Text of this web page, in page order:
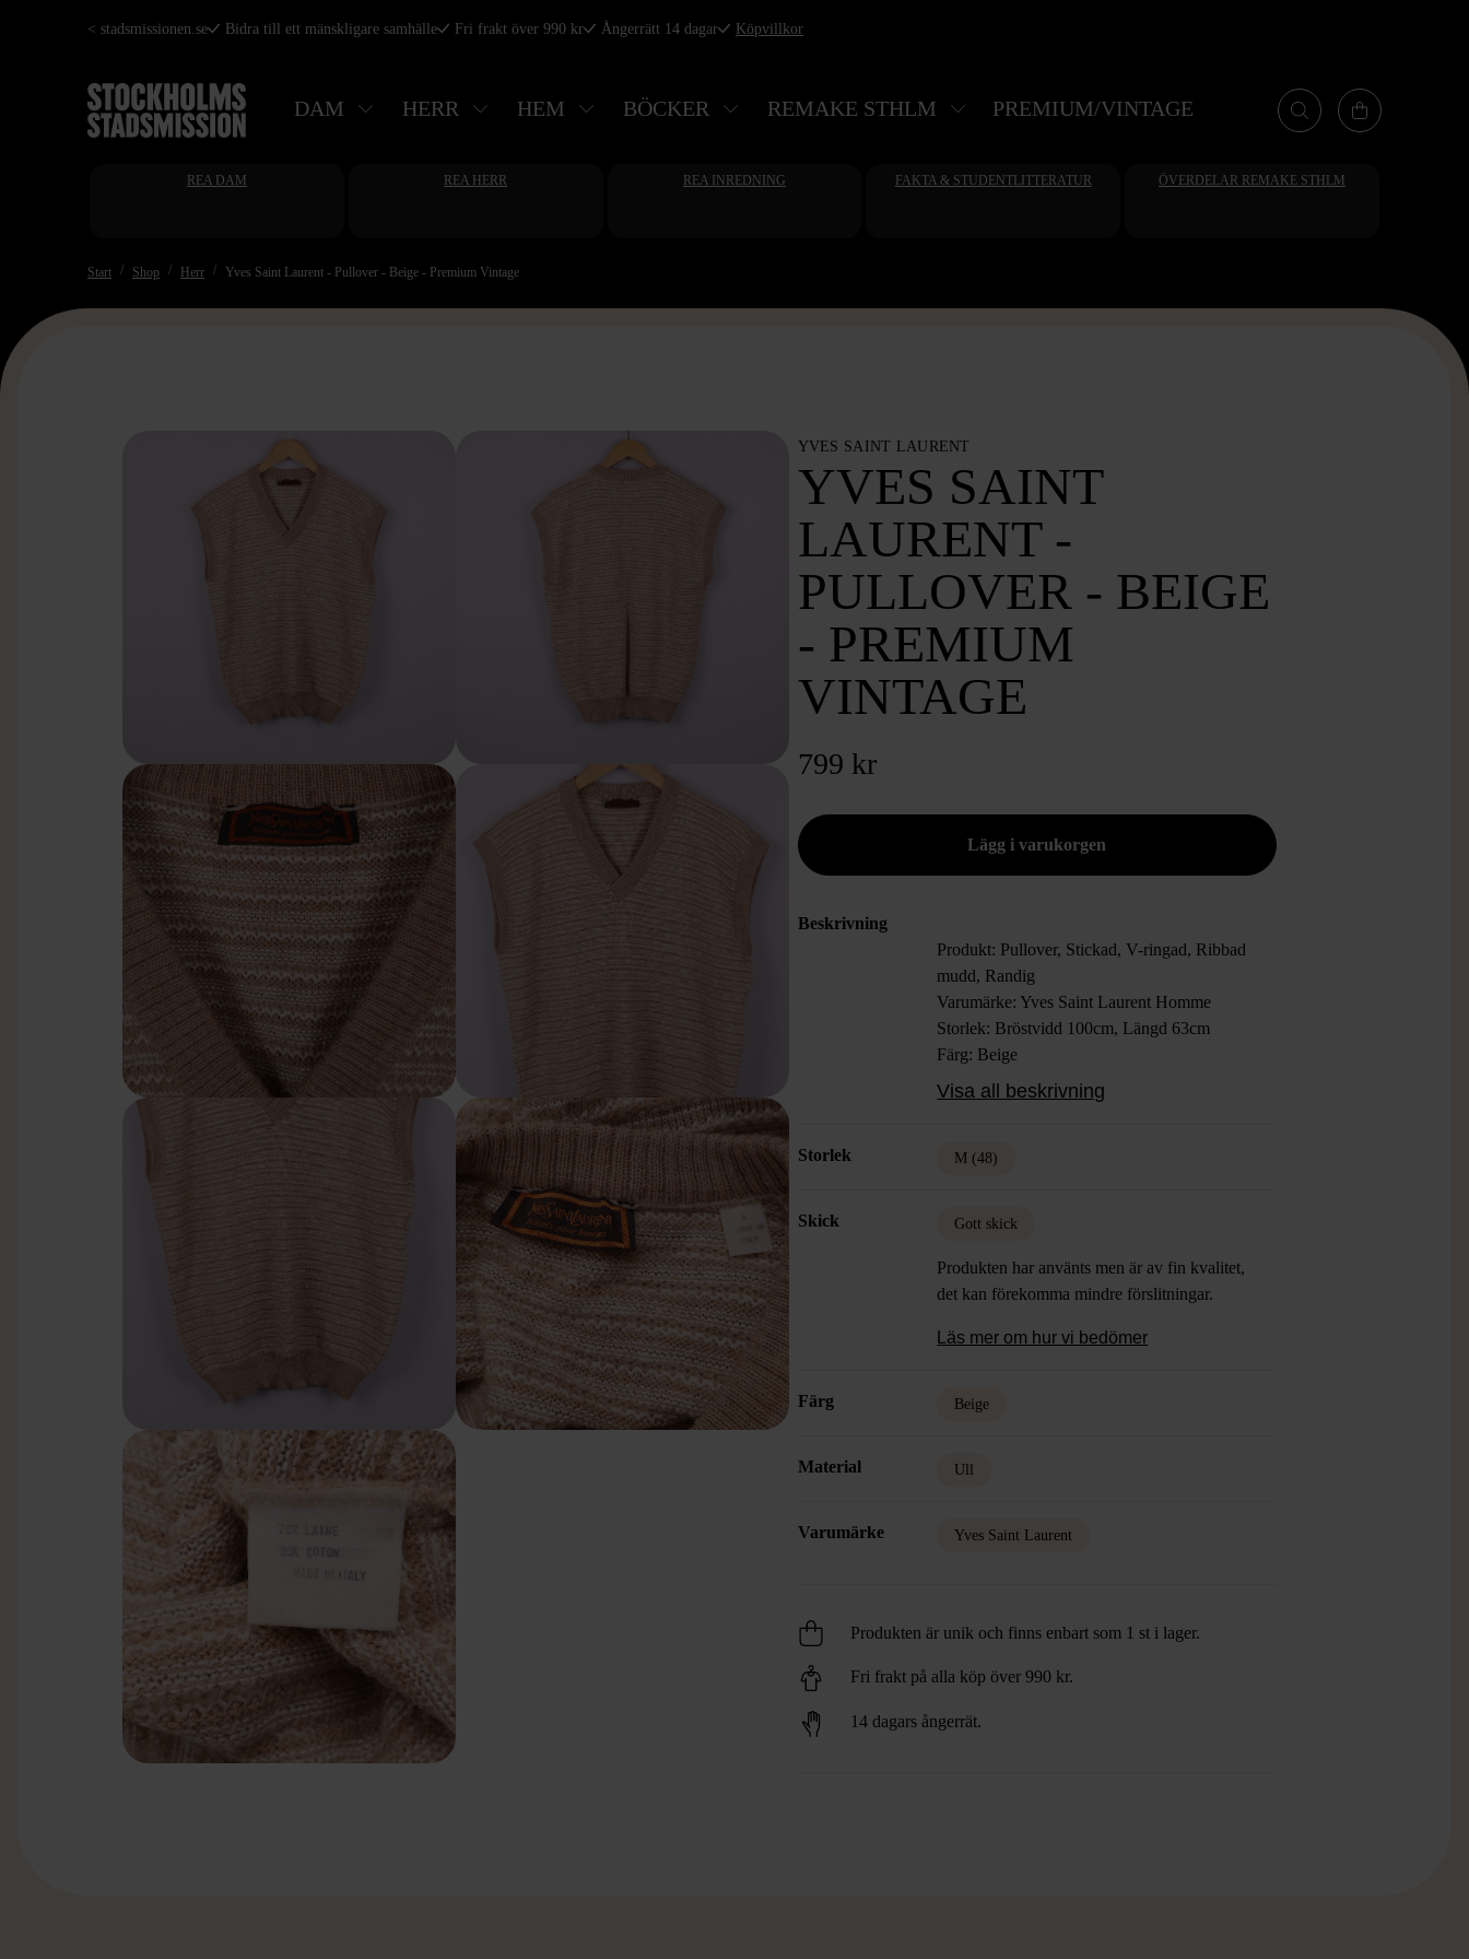
Hoppa
huvudinnehåll
< stadsmissionen.se Bidra till ett mänskligare samhälle Fri frakt över 990 kr Ångerrätt 14 dagar Köpvillkor
DAM HERR HEM BÖCKER REMAKE STHLM PREMIUM/VINTAGE
REA DAM REA HERR REA INREDNING FAKTA & STUDENTLITTERATUR ÖVERDELAR REMAKE STHLM
Start Shop Herr Yves Saint Laurent - Pullover - Beige - Premium Vintage
YVES SAINT LAURENT
YVES SAINT
LAURENT -
PULLOVER - BEIGE
- PREMIUM
VINTAGE
799 kr
Beskrivning
Produkt: Pullover, Stickad, V-ringad, Ribbad
mudd, Randig
Varumärke: Yves Saint Laurent Homme
Storlek: Bröstvidd 100cm, Längd 63cm
Färg: Beige
Material: 70% Ull, 30% Bomull
Visa all beskrivning
Storlek M (48)
Skick Gott skick
Produkten har använts men är av fin kvalitet,
det kan förekomma mindre förslitningar.
Läs mer om hur vi bedömer
Färg Beige
Material Ull
Varumärke Yves Saint Laurent
Produkten är unik och finns enbart som 1 st i lager.
Fri frakt på alla köp över 990 kr.
14 dagars ångerrät.